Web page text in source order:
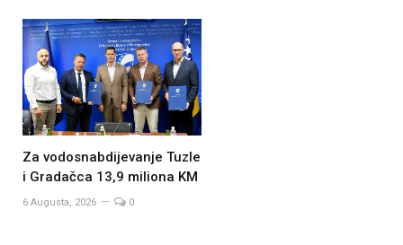
Za vodosnabdijevanje Tuzle
i Gradačca 13,9 miliona KM
6 Augusta, 2026 0